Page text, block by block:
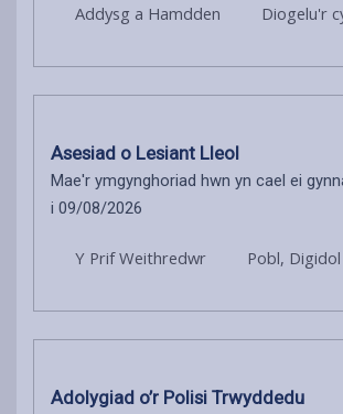
Addysg a Hamdden Diogelu'r
Asesiad o Lesiant Lleol
Mae'r ymgynghoriad hwn yn cael ei
i 09/08/2026
Y Prif Weithredwr Pobl,
Adolygiad o’r Polisi Trwyddedu